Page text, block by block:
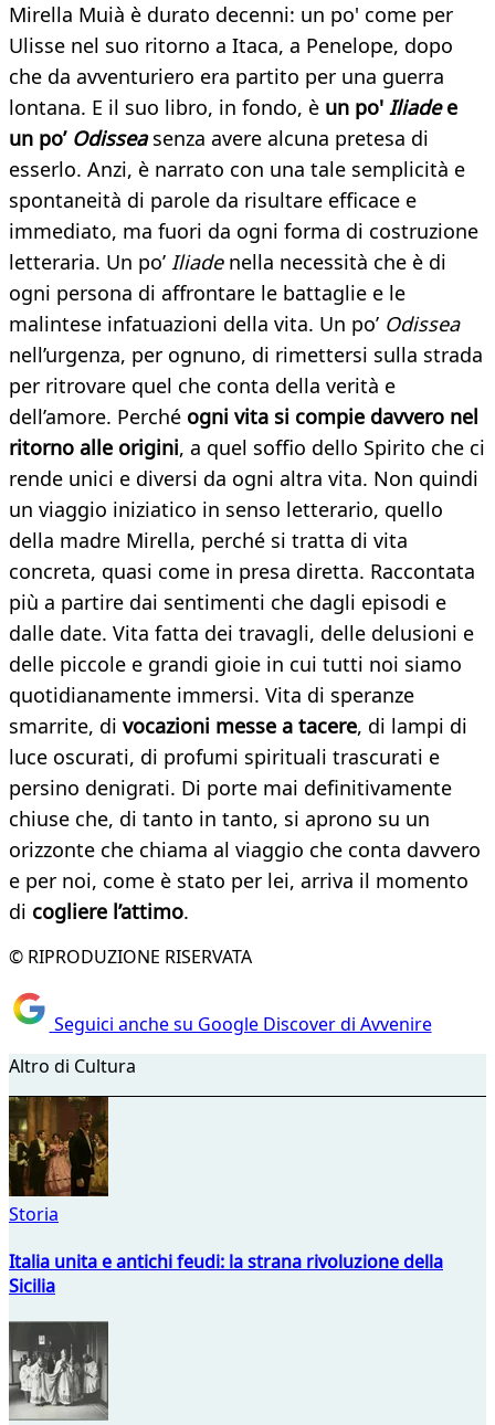
Mirella Muià è durato decenni: un po' come per
Ulisse nel suo ritorno a Itaca, a Penelope, dopo
che da avventuriero era partito per una guerra
lontana. E il suo libro, in fondo, è un po' Iliadee
un po’ Odisseasenza avere alcuna pretesa di
esserlo. Anzi, è narrato con una tale semplicità e
spontaneità di parole da risultare efficace e
immediato, ma fuori da ogni forma di costruzione
letteraria. Un po’ Iliadenella necessità che è di
ogni persona di affrontare le battaglie e le
malintese infatuazioni della vita. Un po’ Odissea
nell’urgenza, per ognuno, di rimettersi sulla strada
per ritrovare quel che conta della verità e
dell’amore. Perché ogni vita si compie davvero nel
ritorno alle origini, a quel soffio dello Spirito che ci
rende unici e diversi da ogni altra vita. Non quindi
un viaggio iniziatico in senso letterario, quello
della madre Mirella, perché si tratta di vita
concreta, quasi come in presa diretta. Raccontata
più a partire dai sentimenti che dagli episodi e
dalle date. Vita fatta dei travagli, delle delusioni e
delle piccole e grandi gioie in cui tutti noi siamo
quotidianamente immersi. Vita di speranze
smarrite, di vocazioni messe a tacere, di lampi di
luce oscurati, di profumi spirituali trascurati e
persino denigrati. Di porte mai definitivamente
chiuse che, di tanto in tanto, si aprono su un
orizzonte che chiama al viaggio che conta davvero
e per noi, come è stato per lei, arriva il momento
di cogliere l’attimo.
© RIPRODUZIONE RISERVATA
Seguici anche su Google Discover di Avvenire
Altro di Cultura
Storia
Italia unita e antichi feudi: la strana rivoluzione della
Sicilia